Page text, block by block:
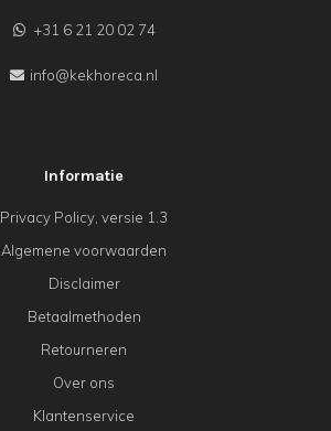
+31 6 21 20 02 74
info@kekhoreca.nl
Informatie
Privacy Policy, versie 1.3
Algemene voorwaarden
Disclaimer
Betaalmethoden
Retourneren
Over ons
Klantenservice